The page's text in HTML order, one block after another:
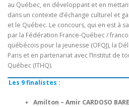
au Québec, en développant et en
dans un contexte d’échange culturel et
et le Québec. Le concours, qui en est à
par la Fédération France-Québec /
québécois pour la jeunesse (OFQJ), la
Paris et en partenariat avec l’Institut de
Québec (ITHQ).
Les 9 finalistes :
Amilton – Amir CARDOSO